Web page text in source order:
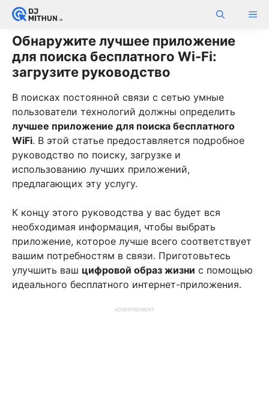
Skip
content
Обнаружите лучшее приложение
для поиска бесплатного Wi-Fi:
загрузите руководство
В поисках постоянной связи с сетью умные
пользователи технологий должны определить
лучшее приложение для поиска бесплатного
WiFi. В этой статье предоставляется подробное
руководство по поиску, загрузке и
использованию лучших приложений,
предлагающих эту услугу.
К концу этого руководства у вас будет вся
необходимая информация, чтобы выбрать
приложение, которое лучше всего соответствует
вашим потребностям в связи. Приготовьтесь
улучшить ваш цифровой образ жизни с помощью
идеального бесплатного интернет-приложения.
ADVERTISEMENT